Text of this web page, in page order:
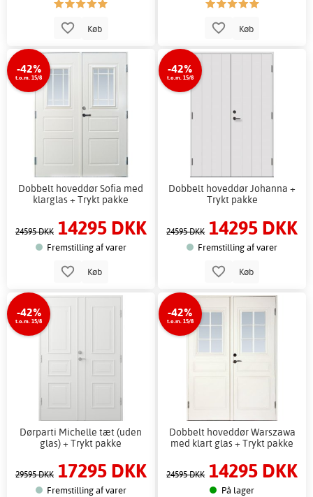
Køb Køb
-42%
t.o.m. 15/8
Dobbelt hoveddør Sofia med
klarglas + Trykt pakke
24595 DKK 14295 DKK
Fremstilling af varer
Køb
-42%
t.o.m. 15/8
Dobbelt hoveddør Johanna +
Trykt pakke
24595 DKK 14295 DKK
Fremstilling af varer
Køb
-42%
t.o.m. 15/8
Dørparti Michelle tæt (uden
glas) + Trykt pakke
29595 DKK 17295 DKK
Fremstilling af varer
-42%
t.o.m. 15/8
Dobbelt hoveddør Warszawa
med klart glas + Trykt pakke
24595 DKK 14295 DKK
På lager